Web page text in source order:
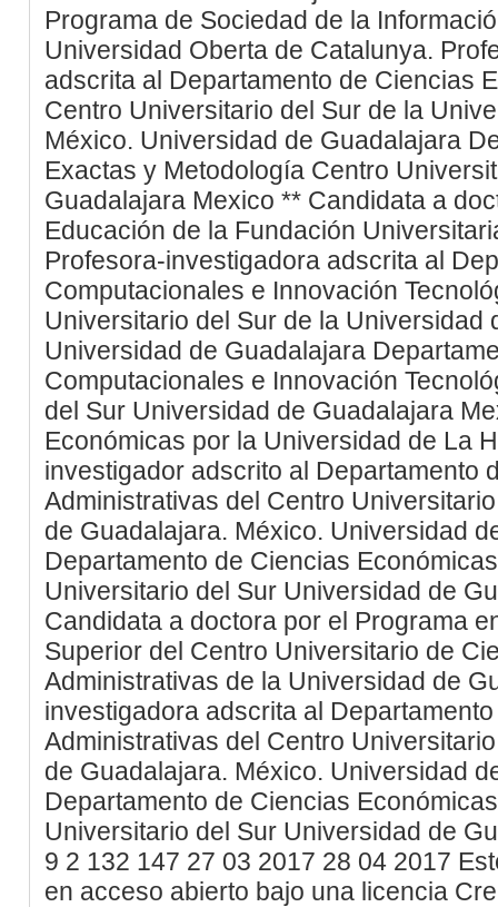
Programa de Sociedad de la
Universidad Oberta de Catalunya.
adscrita al Departamento de Ciencias
Centro Universitario del Sur de la
México. Universidad de Guadalajara
Exactas y Metodología Centro
Guadalajara Mexico ** Candidata a
Educación de la Fundación
Profesora-investigadora adscrita al
Computacionales e Innovación
Universitario del Sur de la Universidad
Universidad de Guadalajara
Computacionales e Innovación
del Sur Universidad de Guadalajara
Económicas por la Universidad de La
investigador adscrito al Departamento
Administrativas del Centro
de Guadalajara. México. Universidad
Departamento de Ciencias
Universitario del Sur Universidad de
Candidata a doctora por el Programa
Superior del Centro Universitario de
Administrativas de la Universidad de
investigadora adscrita al
Administrativas del Centro
de Guadalajara. México. Universidad
Departamento de Ciencias
Universitario del Sur Universidad de
9 2 132 147 27 03 2017 28 04 2017
en acceso abierto bajo una licencia